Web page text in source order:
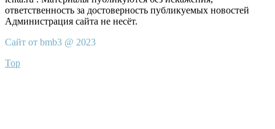
ответственность за достоверность публикуемых новостей
Администрация сайта не несёт.
Сайт от bmb3 @ 2023
Top